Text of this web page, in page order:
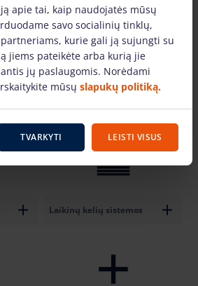
Laikinų kelių sistemos
apie tai, kaip naudojatės mūsų
savo socialinių tinklų,
kurie gali ją sujungti su
jiems pateikėte arba kurią jie
jų paslaugomis. Norėdami
mūsų slapukų politiką.
TVARKYTI LEISTI VISUS